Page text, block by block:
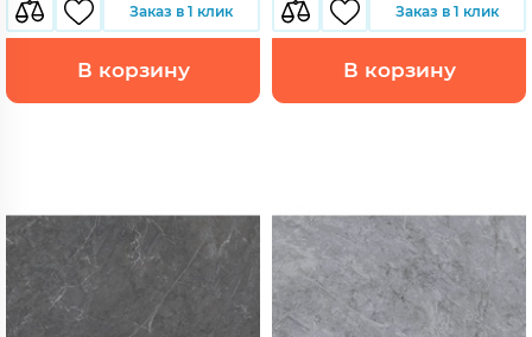
Заказ в 1 клик
В корзину
Заказ в 1 клик
В корзину